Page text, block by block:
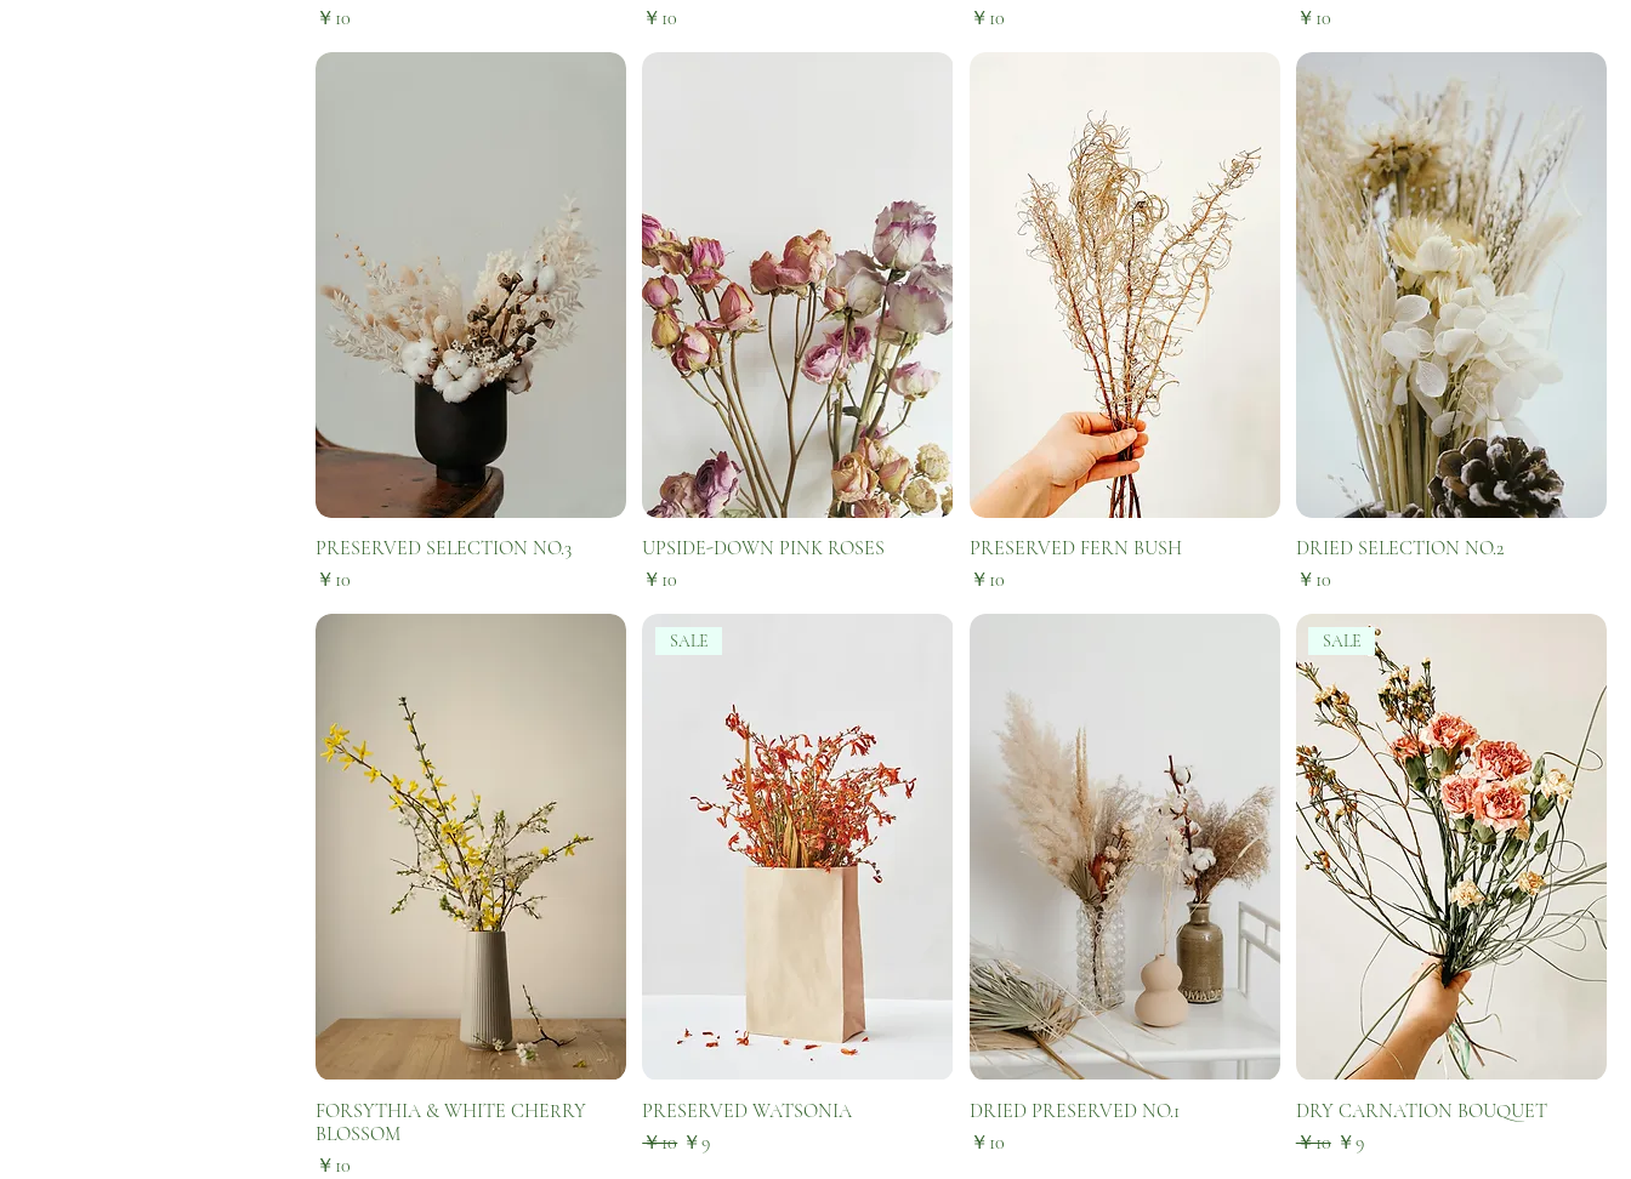
価格
￥10
価格
￥10
価格
￥10
価格
￥10
PRESERVED SELECTION NO.3
価格
￥10
UPSIDE-DOWN PINK ROSES
価格
￥10
PRESERVED FERN BUSH
価格
￥10
DRIED SELECTION NO.2
価格
￥10
FORSYTHIA & WHITE CHERRY
BLOSSOM
価格
￥10
SALE
PRESERVED WATSONIA
通常価格
￥10 セール価格
￥9
DRIED PRESERVED NO.1
価格
￥10
SALE
DRY CARNATION BOUQUET
通常価格
￥10 セール価格
￥9